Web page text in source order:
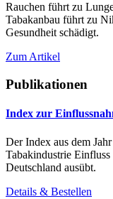
Rauchen führt zu
Tabakanbau führt zu
Gesundheit schädigt.
Zum Artikel
Publikationen
Index zur
Der Index aus dem
Tabakindustrie
Deutschland ausübt.
Details & Bestellen